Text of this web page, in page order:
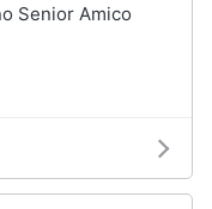
Senior Amico